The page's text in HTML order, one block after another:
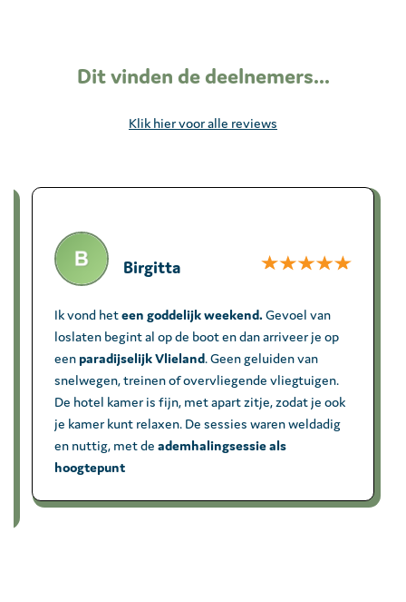
Dit vinden de deelnemers...
Klik hier voor alle reviews
Birgitta
Ik vond heteen goddelijk weekend.Gevoel van
loslaten begint al op de boot en dan arriveer je op
een paradijselijk Vlieland. Geen geluiden van
snelwegen, treinen of overvliegende vliegtuigen.
De hotel kamer is fijn, met apart zitje, zodat je ook
je kamer kunt relaxen. De sessies waren weldadig
en nuttig, met de ademhalingsessie als
hoogtepunt